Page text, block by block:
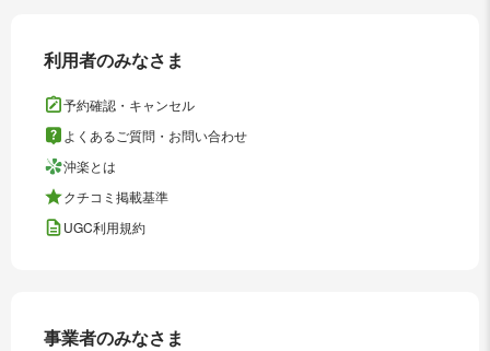
利用者のみなさま
予約確認・キャンセル
よくあるご質問・お問い合わせ
沖楽とは
クチコミ掲載基準
UGC利用規約
事業者のみなさま